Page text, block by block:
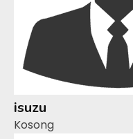
isuzu
Kosong